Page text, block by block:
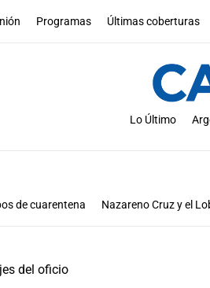
Programas Últimas coberturas
Lo Último
de cuarentena Nazareno Cruz y el
del oficio